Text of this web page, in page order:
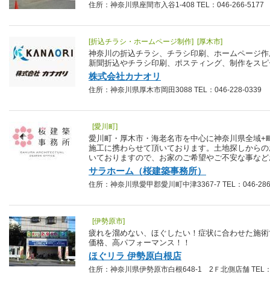
住所：神奈川県座間市入谷1-408 TEL：046-266-5177
[折込チラシ・ホームページ制作] [厚木市]
神奈川の折込チラシ、チラシ印刷、ホームページ
新聞折込やチラシ印刷、ポスティング、制作をス
株式会社カナオリ
住所：神奈川県厚木市岡田3088 TEL：046-228-0339
[愛川町]
愛川町・厚木市・海老名市を中心に神奈川県全域+
施工に携わらせて頂いております。土地探しから
いておりますので、お家のご希望やご不安な事な
サラホーム（桜建築事務所）
住所：神奈川県愛甲郡愛川町中津3367-7 TEL：046-
[伊勢原市]
疲れを溜めない、ほぐしたい！症状に合わせた施
価格、高パフォーマンス！！
ほぐリラ 伊勢原白根店
住所：神奈川県伊勢原市白根648-1 2Ｆ北側店舗 TEL